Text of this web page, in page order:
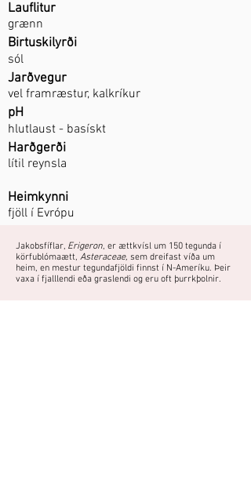
Lauflitur
grænn
Birtuskilyrði
sól
Jarðvegur
vel framræstur, kalkríkur
pH
hlutlaust - basískt
Harðgerði
lítil reynsla
Heimkynni
fjöll í Evrópu
Jakobsfíflar, Erigeron, er ættkvísl um 150 tegunda í
körfublómaætt, Asteraceae, sem dreifast víða um
heim, en mestur tegundafjöldi finnst í N-Ameríku. Þeir
vaxa í fjalllendi eða graslendi og eru oft þurrkþolnir.